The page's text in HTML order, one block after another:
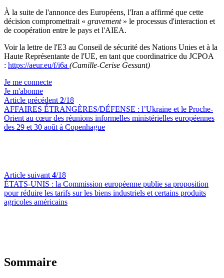
À la suite de l'annonce des Européens, l'Iran a affirmé que cette
décision compromettrait « gravement » le processus d'interaction et
de coopération entre le pays et l'AIEA.
Voir la lettre de l'E3 au Conseil de sécurité des Nations Unies et à la
Haute Représentante de l'UE, en tant que coordinatrice du JCPOA
: https://aeur.eu/f/i6a (Camille-Cerise Gessant)
Je me connecte
Je m'abonne
Article précédent 2/18
AFFAIRES ÉTRANGÈRES/DÉFENSE : l’Ukraine et le Proche-
Orient au cœur des réunions informelles ministérielles européennes
des 29 et 30 août à Copenhague
Article suivant 4/18
ÉTATS-UNIS : la Commission européenne publie sa proposition
pour réduire les tarifs sur les biens industriels et certains produits
agricoles américains
Sommaire